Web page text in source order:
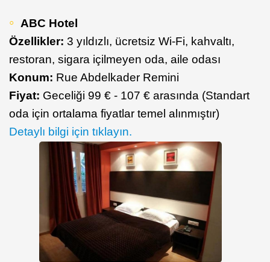
ABC Hotel
Özellikler: 3 yıldızlı, ücretsiz Wi-Fi, kahvaltı,
restoran, sigara içilmeyen oda, aile odası
Konum: Rue Abdelkader Remini
Fiyat: Geceliği 99 € - 107 € arasında (Standart
oda için ortalama fiyatlar temel alınmıştır)
Detaylı bilgi için tıklayın.